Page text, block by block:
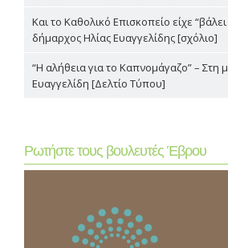
Και το Καθολικό Επισκοπείο είχε
δήμαρχος Ηλίας Ευαγγελίδης [σχόλιο]
“Η αλήθεια για το Καπνομάγαζο” – Στη
Ευαγγελίδη [Δελτίο Τύπου]
Ρωτήστε τους βουλευτές Έβρου